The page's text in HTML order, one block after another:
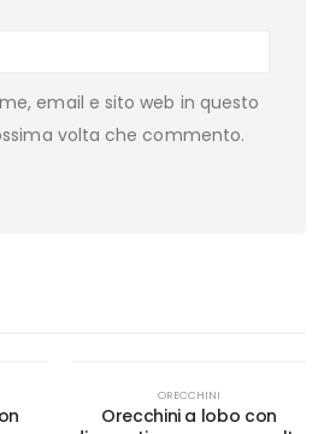
email e sito web in questo
volta che commento.
ORECCHINI
Orecchini a lobo con